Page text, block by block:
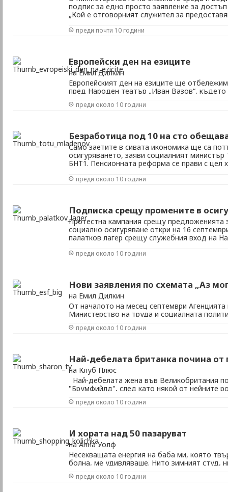
подпис за едно просто заявление за
„Кой е отговорният служител за
този си жест служителите на
номинация в категорията „Най-абсурден
преди почти 10 години
Европейски ден на езиците
на Емил Дилкин
Европейският ден на езиците ще
пред Народен театър „Иван Вазов“,
научен смисъл. Празникът става факт след
преди около 10 години
Безработица под 10 на сто
Само заетите в сивата икономика ще са
осигуряването, заяви социалният
БНТ1. Пенсионната реформа се прави с цел
пенсионират, да получат възнаграждение,
принос. Това, което планираме е по-голяма
преди около 10 години
Подписка срещу промените в
Протестна кампания срещу предложенията
социално осигуряване откри на 16
палатков лагер срещу служебния вход на
градинката между ул. „Оборище" и
академия. Същия ден започна първото
преди около 10 години
Нови заявления по схемата „Аз
на Емил Дилкин
От началото на месец септември
Министерство на труда и социалната
26 април, приемането на заявления беше
преди около 10 години
Най-дебелата британка почина
на Клуб Плюс
Най-дебелата жена във Великобритания
"Брумфийлд", след като някой от нейните
съобщи британският Daily Mail, 285-
преди около 10 години
И хората над 50 пазаруват
на Анна Уолф
Несекващата енергия на баба ми, която
болна, ме удивляваше. Нито зимният студ,
„Георги Кирков"), за да купи захар с една
преди около 10 години